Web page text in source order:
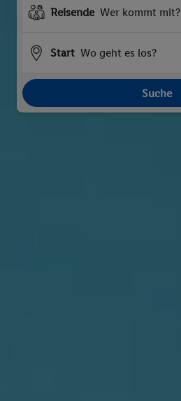
Reisende Wer kommt mit?
Start Wo geht es los?
Suche